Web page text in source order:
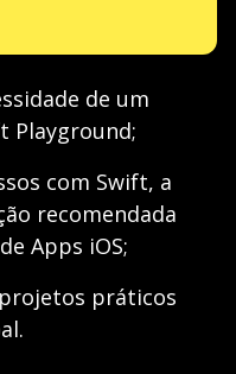
de um
Playground;
com Swift, a
recomendada
Apps iOS;
práticos